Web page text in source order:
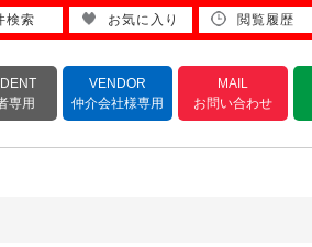
専用
VENDOR
仲介会社様専用
MAIL
お問い合わせ
検索 お気に入り 閲覧履歴